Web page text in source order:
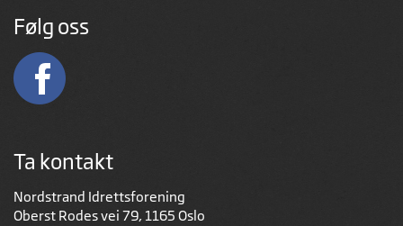
Følg oss
Ta kontakt
Nordstrand Idrettsforening
Oberst Rodes vei 79, 1165 Oslo